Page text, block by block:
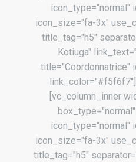
icon_type="normal"
icon_size="fa-3x"
title_tag="h5"
Kotiuga"
title="Coordonnatrice"
[vc_column_inner
icon_type="normal"
icon_size="fa-3x"
title_tag="h5"